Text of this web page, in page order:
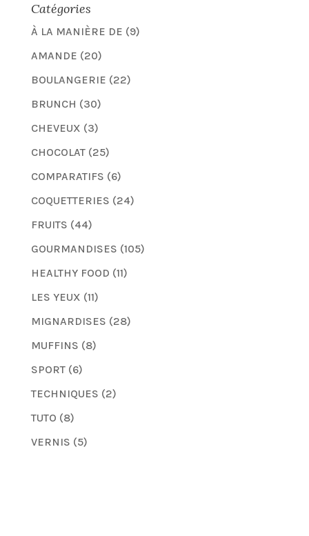
Catégories
À LA MANIÈRE DE (9)
AMANDE (20)
BOULANGERIE (22)
BRUNCH (30)
CHEVEUX (3)
CHOCOLAT(25)
COMPARATIFS (6)
COQUETTERIES (24)
FRUITS (44)
GOURMANDISES (105)
HEALTHY FOOD (11)
LES YEUX (11)
MIGNARDISES (28)
MUFFINS (8)
SPORT(6)
TECHNIQUES (2)
TUTO (8)
VERNIS (5)